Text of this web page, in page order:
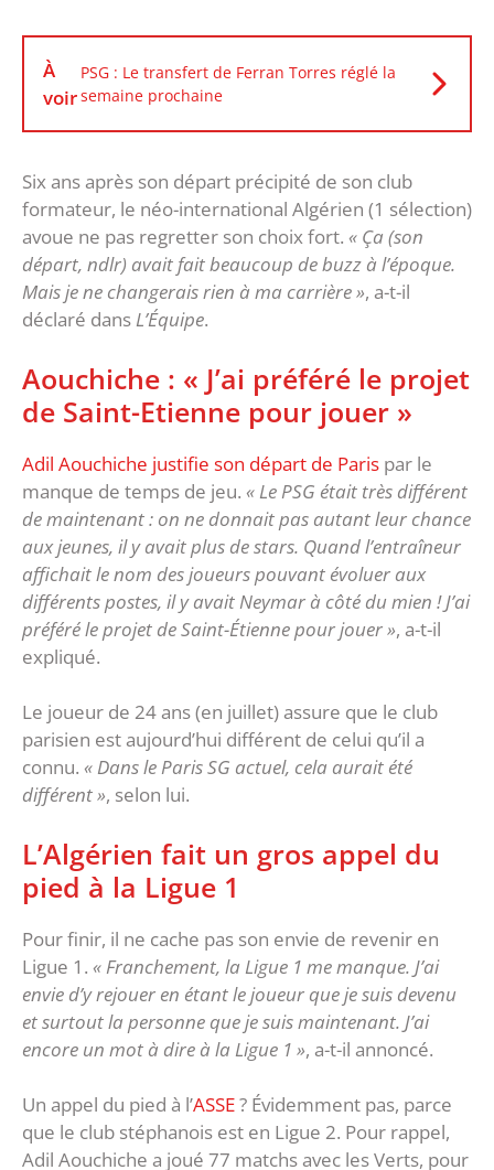
À
voir
PSG : Le transfert de Ferran Torres réglé la
semaine prochaine
Six ans après son départ précipité de son club
formateur, le néo-international Algérien (1 sélection)
avoue ne pas regretter son choix fort. « Ça (son
départ, ndlr) avait fait beaucoup de buzz à l’époque.
Mais je ne changerais rien à ma carrière », a-t-il
déclaré dans L’Équipe.
Aouchiche : « J’ai préféré le projet
de Saint-Etienne pour jouer »
Adil Aouchiche justifie son départ de Paris par le
manque de temps de jeu. « Le PSG était très différent
de maintenant : on ne donnait pas autant leur chance
aux jeunes, il y avait plus de stars. Quand l’entraîneur
affichait le nom des joueurs pouvant évoluer aux
différents postes, il y avait Neymar à côté du mien ! J’ai
préféré le projet de Saint-Étienne pour jouer », a-t-il
expliqué.
Le joueur de 24 ans (en juillet) assure que le club
parisien est aujourd’hui différent de celui qu’il a
connu. « Dans le Paris SG actuel, cela aurait été
différent », selon lui.
L’Algérien fait un gros appel du
pied à la Ligue 1
Pour finir, il ne cache pas son envie de revenir en
Ligue 1. « Franchement, la Ligue 1 me manque. J’ai
envie d’y rejouer en étant le joueur que je suis devenu
et surtout la personne que je suis maintenant. J’ai
encore un mot à dire à la Ligue 1 », a-t-il annoncé.
Un appel du pied à l’ASSE? Évidemment pas, parce
que le club stéphanois est en Ligue 2. Pour rappel,
Adil Aouchiche a joué 77 matchs avec les Verts, pour